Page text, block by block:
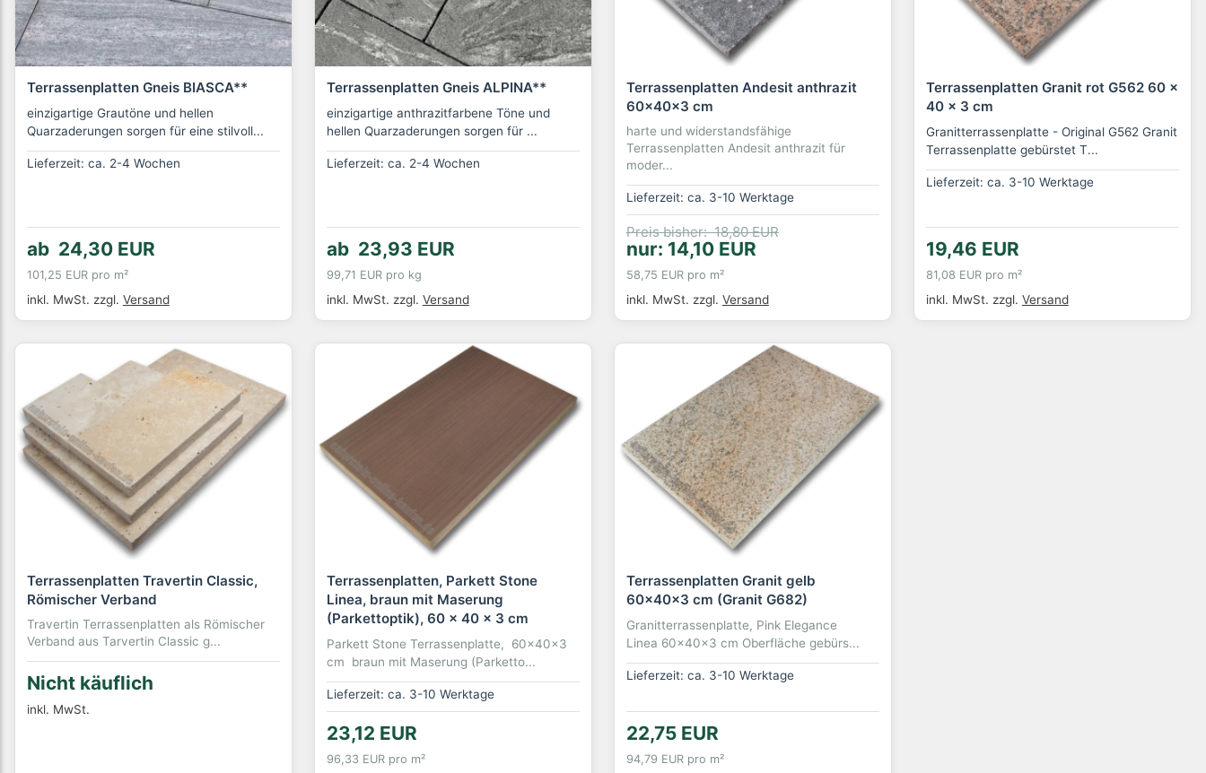
Terrassenplatten Gneis BIASCA**
einzigartige Grautöne und hellen
Quarzaderungen sorgen für eine stilvoll...
Lieferzeit: ca. 2-4 Wochen
ab 24,30 EUR
101,25 EUR pro m²
inkl. MwSt. zzgl. Versand
Terrassenplatten Gneis ALPINA**
einzigartige anthrazitfarbene Töne und
hellen Quarzaderungen sorgen für ...
Lieferzeit: ca. 2-4 Wochen
ab 23,93 EUR
99,71 EUR pro kg
inkl. MwSt. zzgl. Versand
Terrassenplatten Andesit anthrazit
60x40x3 cm
harte und widerstandsfähige
Terrassenplatten Andesit anthrazit für
moder...
Lieferzeit: ca. 3-10 Werktage
Preis bisher: 18,80 EUR
nur: 14,10 EUR
58,75 EUR pro m²
inkl. MwSt. zzgl. Versand
Terrassenplatten Granit rot G562 60 x
40 x 3 cm
Granitterrassenplatte - Original G562 Granit
Terrassenplatte gebürstet T...
Lieferzeit: ca. 3-10 Werktage
19,46 EUR
81,08 EUR pro m²
inkl. MwSt. zzgl. Versand
Terrassenplatten Travertin Classic,
Römischer Verband
Travertin Terrassenplatten als Römischer
Verband aus Tarvertin Classic g...
Nicht käuflich
inkl. MwSt.
Terrassenplatten, Parkett Stone
Linea, braun mit Maserung
(Parkettoptik), 60 x 40 x 3 cm
Parkett Stone Terrassenplatte, 60x40x3
cm braun mit Maserung (Parketto...
Lieferzeit: ca. 3-10 Werktage
23,12 EUR
96,33 EUR pro m²
Terrassenplatten Granit gelb
60x40x3 cm (Granit G682)
Granitterrassenplatte, Pink Elegance
Linea 60x40x3 cm Oberfläche gebürs...
Lieferzeit: ca. 3-10 Werktage
22,75 EUR
94,79 EUR pro m²